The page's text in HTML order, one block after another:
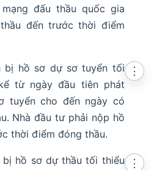
đấu thầu quốc gia
đến trước thời điểm
bị hồ sơ dự sơ tuyển tối
từ ngày đầu tiên phát
tuyển cho đến ngày có
Nhà đầu tư phải nộp hồ
thời điểm đóng thầu.
⋮
bị hồ sơ dự thầu tối thiểu
⋮